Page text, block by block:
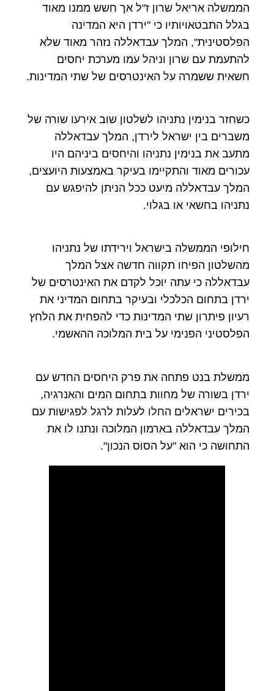
הממשלה אריאל שרון ז"ל אך חשש ממנו מאוד
בגלל התבטאויותיו כי "ירדן היא המדינה
הפלסטינית", המלך עבדאללה נזהר מאוד שלא
להתעמת עם שרון וניהל עמו מערכת יחסים
חשאית ששמרה על האינטרסים של שתי המדינות.
כשחזר בנימין נתניהו לשלטון שוב אירעו שורה של
משברים בין ישראל לירדן, המלך עבדאללה
מתעב את בנימין נתניהו והיחסים ביניהם היו
עכורים מאוד והתקיימו בעיקר באמצעות היועצים,
המלך עבדאללה מיעט ככל הניתן להיפגש עם
נתניהו בחשאי או בגלוי.
חילופי הממשלה בישראל וירידתו של נתניהו
מהשלטון הפיחו תקווה חדשה אצל המלך
עבדאללה כי עתה יוכל לקדם את האינטרסים של
ירדן בתחום הכלכלי ובעיקר בתחום המדיני את
רעיון פיתרון שתי המדינות כדי להפחית את הלחץ
הפלסטיני הפנימי על בית המלוכה ההאשמי.
ממשלת בנט פתחה את פרק היחסים החדש עם
ירדן בשורה של מחוות בתחום המים והאנרגיה,
בכירים ישראלים החלו לעלות לרגל לפגישות עם
המלך עבדאללה בארמון המלוכה ונתנו לו את
התחושה כי הוא "על הסוס הנכון".